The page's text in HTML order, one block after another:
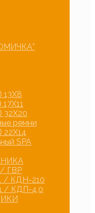
13Х8
32Х20
ремни
22Х14
SPA
ГВР
/ КДН-210
/ КДП-4,0